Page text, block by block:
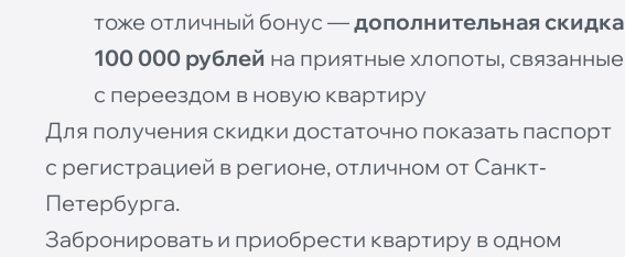
тоже отличный бонус —дополнительная скидка
100 000 рублей на приятные хлопоты, связанные
с переездом в новую квартиру
Для получения скидки достаточно показать паспорт
с регистрацией в регионе, отличном от Санкт‐
Петербурга.
Забронировать и приобрести квартиру в одном